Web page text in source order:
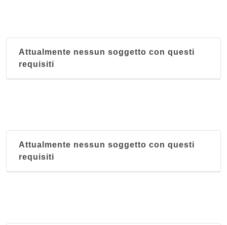
Attualmente nessun soggetto con questi
requisiti
Attualmente nessun soggetto con questi
requisiti